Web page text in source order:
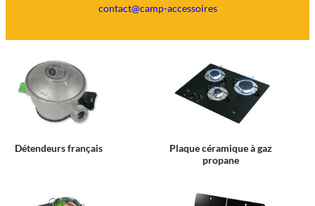
contact@camp-accessoires
Détendeurs français
Plaque céramique à gaz
propane